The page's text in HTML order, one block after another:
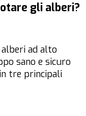
gli alberi?
ad alto
sano e sicuro
tre principali